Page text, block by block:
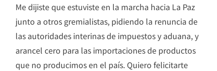
Me dijiste que estuviste en la marcha hacia La Paz
junto a otros gremialistas, pidiendo la renuncia de
las autoridades interinas de impuestos y aduana, y
arancel cero para las importaciones de productos
que no producimos en el país. Quiero felicitarte